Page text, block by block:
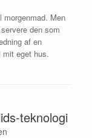
Men
den som
af en
mit eget hus.
teknologi